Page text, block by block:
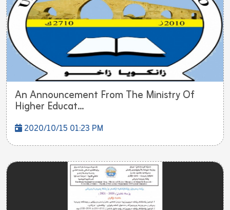
An Announcement From The Ministry Of
Higher Educat...
2020/10/15 01:23 PM